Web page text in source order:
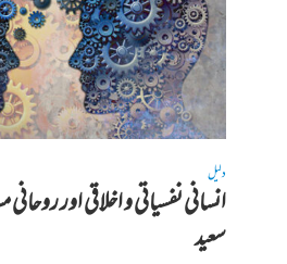
دلیل
انسانی نفسیاتی و اخلاقی اور
سعید